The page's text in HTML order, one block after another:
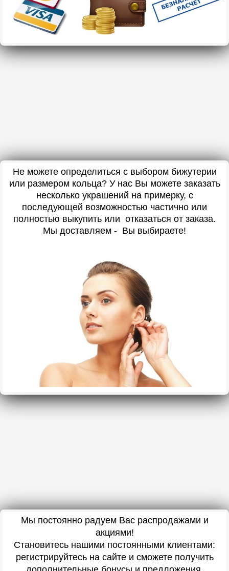
Не можете определиться с выбором бижутерии
или размером кольца? У нас Вы можете заказать
несколько украшений на примерку, с
последующей возможностью частично или
полностью выкупить или отказаться от заказа.
Мы доставляем - Вы выбираете!
Мы постоянно радуем Вас распродажами и
акциями!
Становитесь нашими постоянными клиентами:
регистрируйтесь на сайте и сможете получить